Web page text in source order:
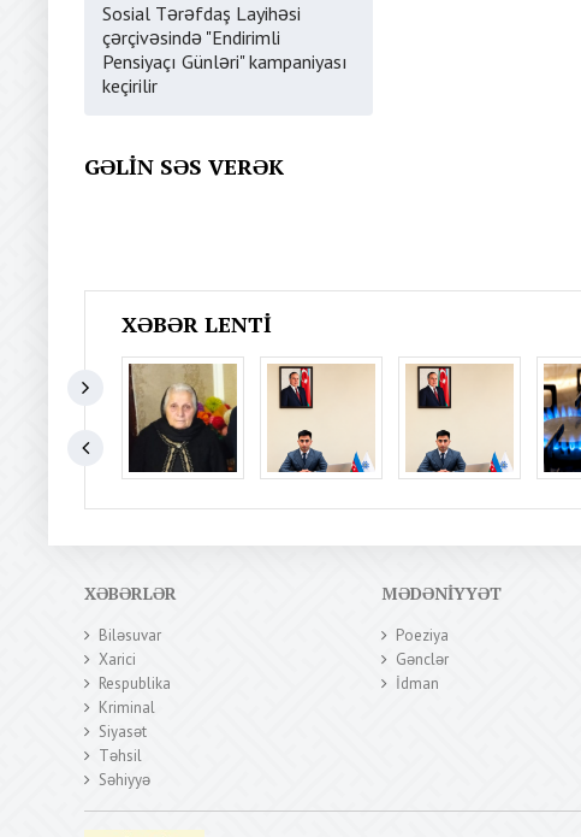
Sosial Tərəfdaş Layihəsi
çərçivəsində "Endirimli
Pensiyaçı Günləri" kampaniyası
keçirilir
GƏLIN SƏS VERƏK
XƏBƏR LENTI
XƏBƏRLƏR
Biləsuvar
Xarici
Respublika
Kriminal
Siyasət
Təhsil
Səhiyyə
MƏDƏNIYYƏT
Poeziya
Gənclər
İdman